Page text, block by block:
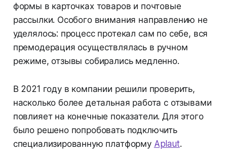
формы в карточках товаров и почтовые
рассылки. Особого внимания направлению не
уделялось: процесс протекал сам по себе, вся
премодерация осуществлялась в ручном
режиме, отзывы собирались медленно.
В 2021 году в компании решили проверить,
насколько более детальная работа с отзывами
повлияет на конечные показатели. Для этого
было решено попробовать подключить
специализированную платформу Aplaut.